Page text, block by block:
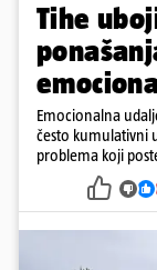
Tihe
Emocionalna
često kumulativni
problema koji